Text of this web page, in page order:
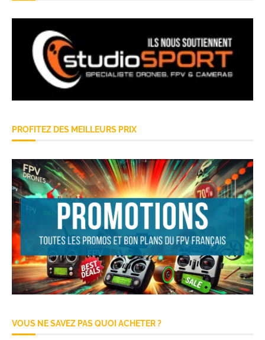
PROFITEZ DES MEILLEURS PRIX
VOUS NE SAVEZ PAS QUOI ACHETER ?